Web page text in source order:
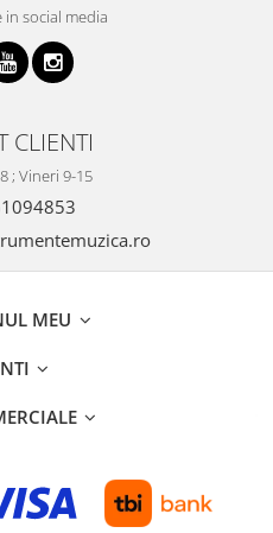
in social media
CLIENTI
; Vineri 9-15
MEU